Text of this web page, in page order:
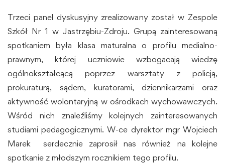
Trzeci panel dyskusyjny zrealizowany został w Zespole
Szkół Nr 1 w Jastrzębiu-Zdroju. Grupą zainteresowaną
spotkaniem była klasa maturalna o profilu medialno-
prawnym, której uczniowie wzbogacają wiedzę
ogólnokształcącą poprzez warsztaty z policją,
prokuraturą, sądem, kuratorami, dziennikarzami oraz
aktywność wolontaryjną w ośrodkach wychowawczych.
Wśród nich znaleźliśmy kolejnych zainteresowanych
studiami pedagogicznymi. W-ce dyrektor mgr Wojciech
Marek serdecznie zaprosił nas również na kolejne
spotkanie z młodszym rocznikiem tego profilu.